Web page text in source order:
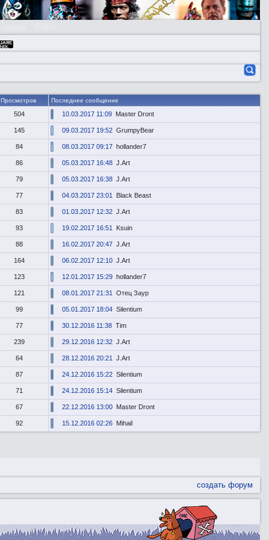
Просмотров Последнее сообщение
504 10.03.2017 11:09 Master Dront
145 09.03.2017 19:52 GrumpyBear
84 08.03.2017 09:17 hollander7
86 05.03.2017 16:48 J.Art
79 05.03.2017 16:38 J.Art
77 04.03.2017 23:01 Black Beast
83 01.03.2017 12:32 J.Art
93 19.02.2017 16:51 Ksuin
88 16.02.2017 20:47 J.Art
164 06.02.2017 12:10 J.Art
123 12.01.2017 15:29 hollander7
121 08.01.2017 21:31 Отец Заур
99 05.01.2017 18:04 Silentium
77 30.12.2016 11:38 Tim
239 29.12.2016 12:32 J.Art
64 28.12.2016 20:21 J.Art
87 24.12.2016 15:22 Silentium
71 24.12.2016 15:14 Silentium
67 22.12.2016 13:00 Master Dront
92 15.12.2016 02:26 Мihail
создать форум